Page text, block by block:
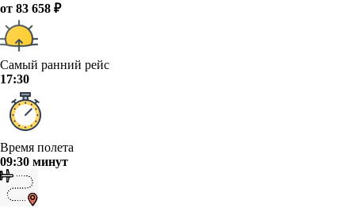
от 83 658 ₽
Самый ранний рейс
17:30
Время полета
09:30 минут